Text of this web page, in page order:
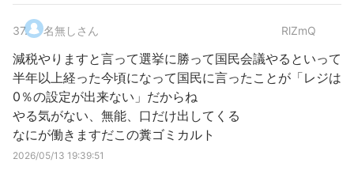
37. 名無しさん RlZmQ
減税やりますと言って選挙に勝って国民会議やるといって
半年以上経った今頃になって国民に言ったことが「レジは
0％の設定が出来ない」だからね
やる気がない、無能、口だけ出してくる
なにが働きますだこの糞ゴミカルト
2026/05/13 19:39:51